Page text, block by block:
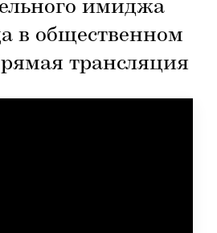
имиджа
в общественном
трансляция